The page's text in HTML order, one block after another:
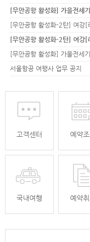
[무안공항 활성화] 가을전세
[무안공항 활성화-2탄] 여강
[무안공항 활성화-2탄] 여강
서울항공 여행사 업무 공지
고객센터 예약조
국내여행 예약